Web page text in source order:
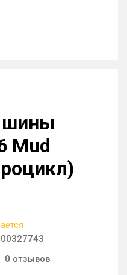
шины
Mud
0 отзывов